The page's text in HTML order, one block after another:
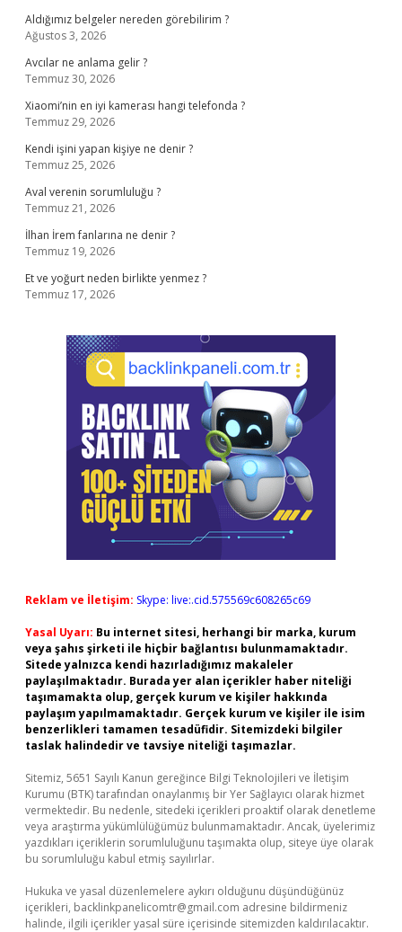
Aldığımız belgeler nereden görebilirim ?
Ağustos 3, 2026
Avcılar ne anlama gelir ?
Temmuz 30, 2026
Xiaomi’nin en iyi kamerası hangi telefonda ?
Temmuz 29, 2026
Kendi işini yapan kişiye ne denir ?
Temmuz 25, 2026
Aval verenin sorumluluğu ?
Temmuz 21, 2026
İlhan İrem fanlarına ne denir ?
Temmuz 19, 2026
Et ve yoğurt neden birlikte yenmez ?
Temmuz 17, 2026
Reklam ve İletişim: Skype: live:.cid.575569c608265c69
Yasal Uyarı: Bu internet sitesi, herhangi bir marka, kurum
veya şahıs şirketi ile hiçbir bağlantısı bulunmamaktadır.
Sitede yalnızca kendi hazırladığımız makaleler
paylaşılmaktadır. Burada yer alan içerikler haber niteliği
taşımamakta olup, gerçek kurum ve kişiler hakkında
paylaşım yapılmamaktadır. Gerçek kurum ve kişiler ile isim
benzerlikleri tamamen tesadüfidir. Sitemizdeki bilgiler
taslak halindedir ve tavsiye niteliği taşımazlar.
Sitemiz, 5651 Sayılı Kanun gereğince Bilgi Teknolojileri ve İletişim
Kurumu (BTK) tarafından onaylanmış bir Yer Sağlayıcı olarak hizmet
vermektedir. Bu nedenle, sitedeki içerikleri proaktif olarak denetleme
veya araştırma yükümlülüğümüz bulunmamaktadır. Ancak, üyelerimiz
yazdıkları içeriklerin sorumluluğunu taşımakta olup, siteye üye olarak
bu sorumluluğu kabul etmiş sayılırlar.
Hukuka ve yasal düzenlemelere aykırı olduğunu düşündüğünüz
içerikleri, backlinkpanelicomtr@gmail.com adresine bildirmeniz
halinde, ilgili içerikler yasal süre içerisinde sitemizden kaldırılacaktır.